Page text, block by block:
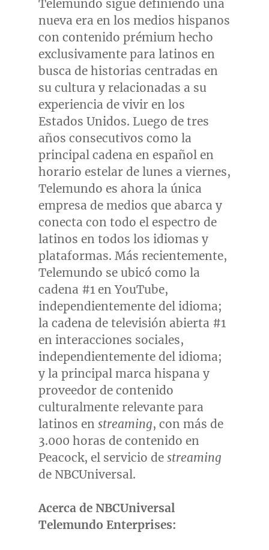
Telemundo sigue definiendo una
nueva era en los medios hispanos
con contenido prémium hecho
exclusivamente para latinos en
busca de historias centradas en
su cultura y relacionadas a su
experiencia de vivir en los
Estados Unidos. Luego de tres
años consecutivos como la
principal cadena en español en
horario estelar de lunes a viernes,
Telemundo es ahora la única
empresa de medios que abarca y
conecta con todo el espectro de
latinos en todos los idiomas y
plataformas. Más recientemente,
Telemundo se ubicó como la
cadena #1 en YouTube,
independientemente del idioma;
la cadena de televisión abierta #1
en interacciones sociales,
independientemente del idioma;
y la principal marca hispana y
proveedor de contenido
culturalmente relevante para
latinos en streaming, con más de
3.000 horas de contenido en
Peacock, el servicio de streaming
de NBCUniversal.
Acerca de NBCUniversal
Telemundo Enterprises: